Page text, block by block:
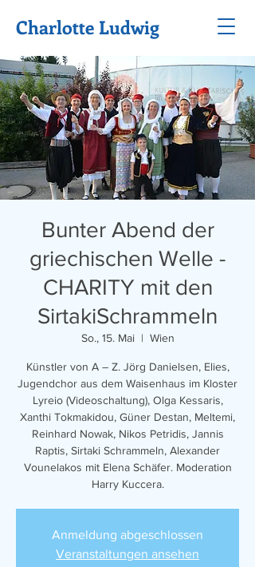
Charlotte Ludwig
Bunter Abend der
griechischen Welle -
CHARITY mit den
SirtakiSchrammeln
So., 15. Mai
  |
Wien
Künstler von A – Z. Jörg Danielsen, Elies,
Jugendchor aus dem Waisenhaus im Kloster
Lyreio (Videoschaltung), Olga Kessaris,
Xanthi Tokmakidou, Güner Destan, Meltemi,
Reinhard Nowak, Nikos Petridis, Jannis
Raptis, Sirtaki Schrammeln, Alexander
Vounelakos mit Elena Schäfer. Moderation
Harry Kuccera.
Anmeldung abgeschlossen
Veranstaltungen ansehen